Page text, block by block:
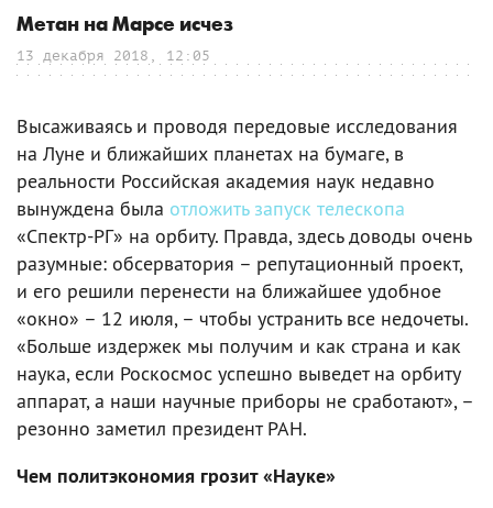
Метан на Марсе исчез
13 декабря 2018, 12:05
Высаживаясь и проводя передовые исследования
на Луне и ближайших планетах на бумаге, в
реальности Российская академия наук недавно
вынуждена была отложить запуск телескопа
«Спектр-РГ» на орбиту. Правда, здесь доводы очень
разумные: обсерватория – репутационный проект,
и его решили перенести на ближайшее удобное
«окно» – 12 июля, – чтобы устранить все недочеты.
«Больше издержек мы получим и как страна и как
наука, если Роскосмос успешно выведет на орбиту
аппарат, а наши научные приборы не сработают», –
резонно заметил президент РАН.
Чем политэкономия грозит «Науке»